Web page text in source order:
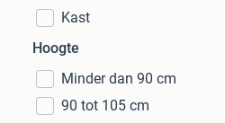
Kast
Hoogte
Minder dan 90 cm
90 tot 105 cm